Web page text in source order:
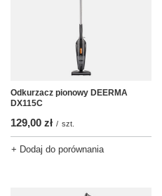
Odkurzacz pionowy DEERMA
DX115C
129,00 zł / szt.
+ Dodaj do porównania